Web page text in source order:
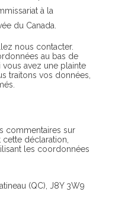
à la
du Canada.
nous contacter.
au bas de
avez une plainte
traitons vos données,
commentaires sur
déclaration,
les coordonnées
(QC), J8Y 3W9